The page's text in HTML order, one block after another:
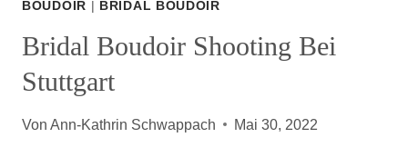
BOUDOIR | BRIDAL BOUDOIR
Bridal Boudoir Shooting Bei
Stuttgart
Von Ann-Kathrin Schwappach Mai 30, 2022